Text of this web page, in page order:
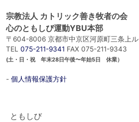
宗教法人 カトリック善き牧者の会
心のともしび運動YBU本部
〒604-8006 京都市中京区河原町三条上ル
TEL 075-211-9341 FAX 075-211-9343
(土・日・祝 年末28日午後〜年始5日 休業）
- 個人情報保護方針
ともしび